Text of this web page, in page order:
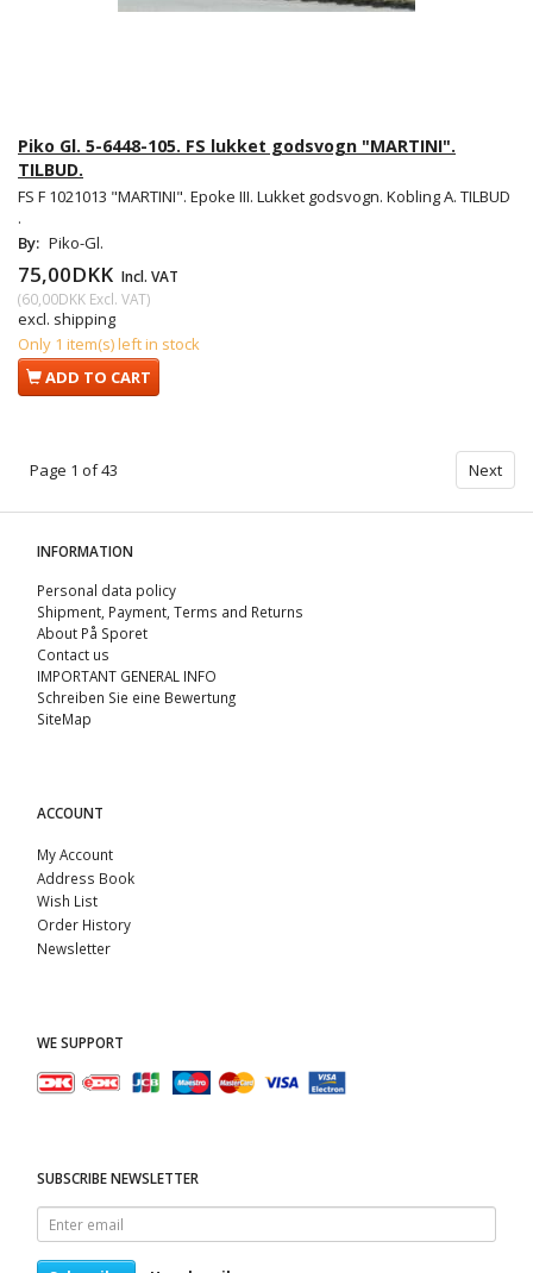
Piko Gl. 5-6448-105. FS lukket godsvogn "MARTINI".
TILBUD.
FS F 1021013 "MARTINI". Epoke III. Lukket godsvogn. Kobling A. TILBUD
.
By: Piko-Gl.
75,00DKK Incl. VAT
(60,00DKK Excl. VAT)
excl. shipping
Only 1 item(s) left in stock
ADD TO CART
Page 1 of 43 Next
INFORMATION
Personal data policy
Shipment, Payment, Terms and Returns
About På Sporet
Contact us
IMPORTANT GENERAL INFO
Schreiben Sie eine Bewertung
SiteMap
ACCOUNT
My Account
Address Book
Wish List
Order History
Newsletter
WE SUPPORT
SUBSCRIBE NEWSLETTER
Enter
email